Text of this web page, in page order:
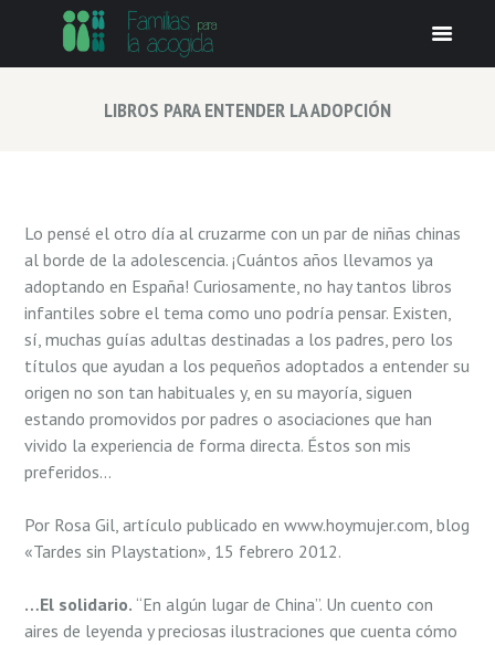
LIBROS PARA ENTENDER LA ADOPCIÓN
Lo pensé el otro día al cruzarme con un par de niñas chinas
al borde de la adolescencia. ¡Cuántos años llevamos ya
adoptando en España! Curiosamente, no hay tantos libros
infantiles sobre el tema como uno podría pensar. Existen,
sí, muchas guías adultas destinadas a los padres, pero los
títulos que ayudan a los pequeños adoptados a entender su
origen no son tan habituales y, en su mayoría, siguen
estando promovidos por padres o asociaciones que han
vivido la experiencia de forma directa. Éstos son mis
preferidos…
Por Rosa Gil, artículo publicado en www.hoymujer.com, blog
«Tardes sin Playstation», 15 febrero 2012.
…El solidario. “En algún lugar de China”. Un cuento con
aires de leyenda y preciosas ilustraciones que cuenta cómo